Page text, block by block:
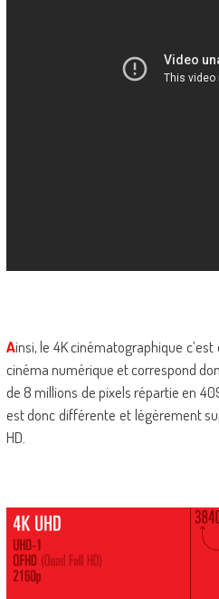
Ainsi, le 4K cinématographique
cinéma numérique et correspond
de 8 millions de pixels répartie en
est donc différente et légèrement
HD.